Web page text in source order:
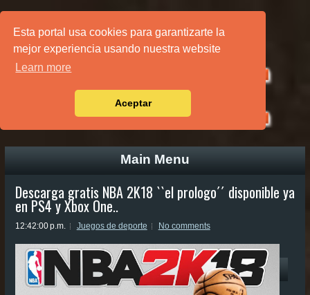
Esta portal usa cookies para garantizarte la
mejor experiencia usando nuestra website
Learn more
Aceptar
PÁGINA PRINCIPAL
Main Menu
Descarga gratis NBA 2K18 ``el prologo´´ disponible ya
en PS4 y Xbox One..
12:42:00 p.m. Juegos de deporte No comments